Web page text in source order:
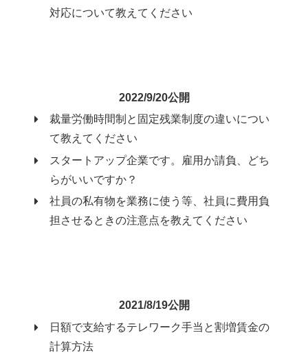
対応について教えてください
2022/9/20公開
裁量労働時間制と固定残業制度の違いについ
て教えてください
スタートアップ企業です。雇用か請負、どち
らがいいですか？
社員の私有物を業務に使う等、社員に費用負
担させるときの注意点を教えてください
2021/8/19公開
日額で支給するテレワーク手当と割増賃金の
計算方法